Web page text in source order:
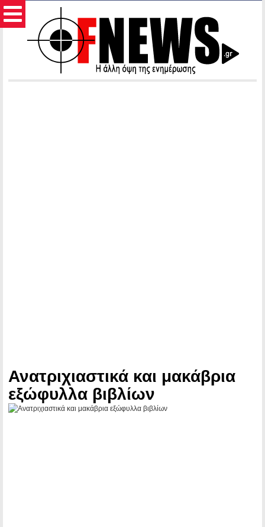
Ανατριχιαστικά και μακάβρια
εξώφυλλα βιβλίων